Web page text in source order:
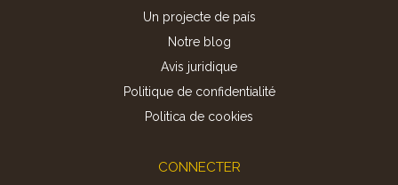
Un projecte de país
Notre blog
Avis juridique
Politique de confidentialité
Politica de cookies
CONNECTER